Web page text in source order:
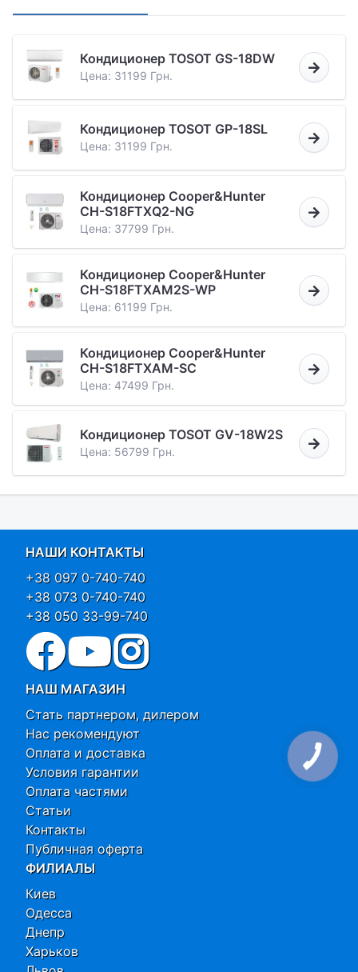
Кондиционер TOSOT GS-18DW
Цена: 31199 Грн.
Кондиционер TOSOT GP-18SL
Цена: 31199 Грн.
Кондиционер Cooper&Hunter
CH-S18FTXQ2-NG
Цена: 37799 Грн.
Кондиционер Cooper&Hunter
CH-S18FTXAM2S-WP
Цена: 61199 Грн.
Кондиционер Cooper&Hunter
CH-S18FTXAM-SC
Цена: 47499 Грн.
Кондиционер TOSOT GV-18W2S
Цена: 56799 Грн.
НАШИ КОНТАКТЫ
+38 097 0-740-740
+38 073 0-740-740
+38 050 33-99-740
НАШ МАГАЗИН
Стать партнером, дилером
Нас рекомендуют
Оплата и доставка
Условия гарантии
Оплата частями
Статьи
Контакты
Публичная оферта
ФИЛИАЛЫ
Киев
Одесса
Днепр
Харьков